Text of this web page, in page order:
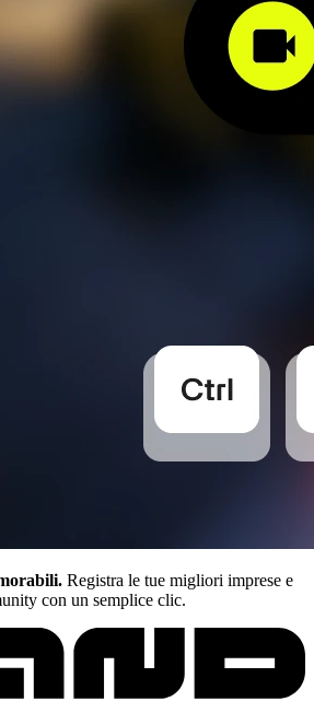
Registra le tue migliori imprese e
con un semplice clic.